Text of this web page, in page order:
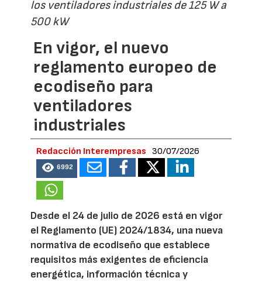
los ventiladores industriales de 125 W a
500 kW
En vigor, el nuevo
reglamento europeo de
ecodiseño para
ventiladores
industriales
Redacción Interempresas 30/07/2026
6992
Desde el 24 de julio de 2026 está en vigor
el Reglamento (UE) 2024/1834, una nueva
normativa de ecodiseño que establece
requisitos más exigentes de eficiencia
energética, información técnica y